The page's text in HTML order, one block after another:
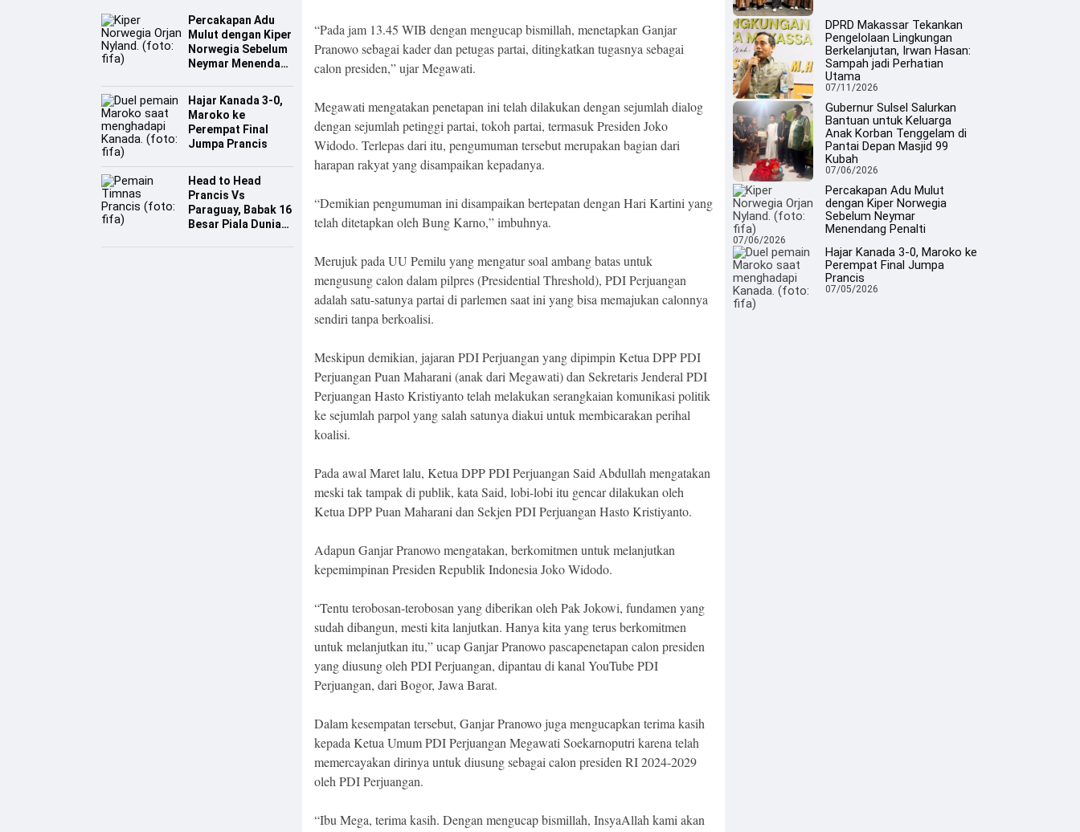
Percakapan Adu
Mulut dengan Kiper
Norwegia Sebelum
Neymar Menendang
Hajar Kanada 3-0,
Maroko ke
Perempat Final
Jumpa Prancis
Head to Head
Prancis Vs
Paraguay, Babak 16
Besar Piala Dunia
“Pada jam 13.45 WIB dengan mengucap bismillah, menetapkan Ganjar
Pranowo sebagai kader dan petugas partai, ditingkatkan tugasnya sebagai
calon presiden,” ujar Megawati.
Megawati mengatakan penetapan ini telah dilakukan dengan sejumlah dialog
dengan sejumlah petinggi partai, tokoh partai, termasuk Presiden Joko
Widodo. Terlepas dari itu, pengumuman tersebut merupakan bagian dari
harapan rakyat yang disampaikan kepadanya.
“Demikian pengumuman ini disampaikan bertepatan dengan Hari Kartini yang
telah ditetapkan oleh Bung Karno,” imbuhnya.
Merujuk pada UU Pemilu yang mengatur soal ambang batas untuk
mengusung calon dalam pilpres (Presidential Threshold), PDI Perjuangan
adalah satu-satunya partai di parlemen saat ini yang bisa memajukan calonnya
sendiri tanpa berkoalisi.
Meskipun demikian, jajaran PDI Perjuangan yang dipimpin Ketua DPP PDI
Perjuangan Puan Maharani (anak dari Megawati) dan Sekretaris Jenderal PDI
Perjuangan Hasto Kristiyanto telah melakukan serangkaian komunikasi politik
ke sejumlah parpol yang salah satunya diakui untuk membicarakan perihal
koalisi.
Pada awal Maret lalu, Ketua DPP PDI Perjuangan Said Abdullah mengatakan
meski tak tampak di publik, kata Said, lobi-lobi itu gencar dilakukan oleh
Ketua DPP Puan Maharani dan Sekjen PDI Perjuangan Hasto Kristiyanto.
Adapun Ganjar Pranowo mengatakan, berkomitmen untuk melanjutkan
kepemimpinan Presiden Republik Indonesia Joko Widodo.
“Tentu terobosan-terobosan yang diberikan oleh Pak Jokowi, fundamen yang
sudah dibangun, mesti kita lanjutkan. Hanya kita yang terus berkomitmen
untuk melanjutkan itu,” ucap Ganjar Pranowo pascapenetapan calon presiden
yang diusung oleh PDI Perjuangan, dipantau di kanal YouTube PDI
Perjuangan, dari Bogor, Jawa Barat.
Dalam kesempatan tersebut, Ganjar Pranowo juga mengucapkan terima kasih
kepada Ketua Umum PDI Perjuangan Megawati Soekarnoputri karena telah
memercayakan dirinya untuk diusung sebagai calon presiden RI 2024-2029
oleh PDI Perjuangan.
“Ibu Mega, terima kasih. Dengan mengucap bismillah, InsyaAllah kami akan
DPRD Makassar Tekankan
Pengelolaan Lingkungan
Berkelanjutan, Irwan Hasan:
Sampah jadi Perhatian
Utama
07/11/2026
Gubernur Sulsel Salurkan
Bantuan untuk Keluarga
Anak Korban Tenggelam di
Pantai Depan Masjid 99
Kubah
07/06/2026
Percakapan Adu Mulut
dengan Kiper Norwegia
Sebelum Neymar
Menendang Penalti
07/06/2026
Hajar Kanada 3-0, Maroko ke
Perempat Final Jumpa
Prancis
07/05/2026